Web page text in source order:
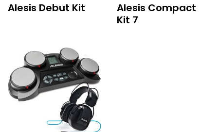
Alesis Debut Kit
Alesis Compact
Kit 7